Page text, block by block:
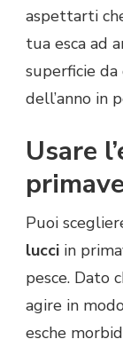
aspettarti
tua esca ad
superficie
dell’anno in
Usare
Puoi
lucci in
pesce. Dato
agire in
esche